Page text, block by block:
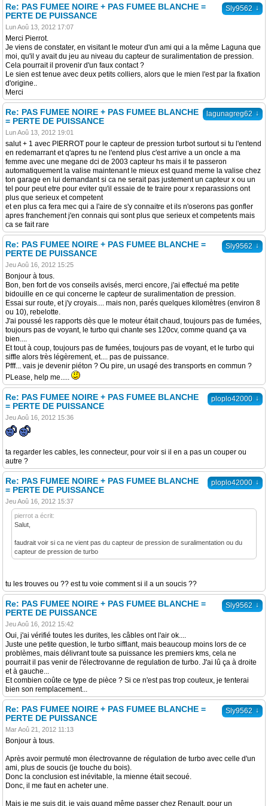
Sly9562 ↓
Re: PAS FUMEE NOIRE + PAS FUMEE BLANCHE =
PERTE DE PUISSANCE
Lun Aoû 13, 2012 17:07
Merci Pierrot.
Je viens de constater, en visitant le moteur d'un ami qui a la même Laguna que
moi, qu'il y avait du jeu au niveau du capteur de suralimentation de pression.
Cela pourrait il provenir d'un faux contact ?
Le sien est tenue avec deux petits colliers, alors que le mien l'est par la fixation
d'origine..
Merci
lagunagreg62 ↓
Re: PAS FUMEE NOIRE + PAS FUMEE BLANCHE
= PERTE DE PUISSANCE
Lun Aoû 13, 2012 19:01
salut + 1 avec PIERROT pour le capteur de pression turbot surtout si tu l'entend
en redemarrant et q'apres tu ne l'entend plus c'est arrive a un oncle a ma
femme avec une megane dci de 2003 capteur hs mais il te passeron
automatiquement la valise maintenant le mieux est quand meme la valise chez
ton garage en lui demandant si ca ne serait pas justement un capteur x ou un
tel pour peut etre pour eviter qu'il essaie de te traire pour x reparassions ont
plus que serieux et competent
et en plus ca fera mec qui a l'aire de s'y connaitre et ils n'oserons pas gonfler
apres franchement j'en connais qui sont plus que serieux et competents mais
ca se fait rare
Sly9562 ↓
Re: PAS FUMEE NOIRE + PAS FUMEE BLANCHE =
PERTE DE PUISSANCE
Jeu Aoû 16, 2012 15:25
Bonjour à tous.
Bon, ben fort de vos conseils avisés, merci encore, j'ai effectué ma petite
bidouille en ce qui concerne le capteur de suralimentation de pression.
Essai sur route, et j'y croyais.... mais non, parés quelques kilomètres (environ 8
ou 10), rebelotte.
J'ai poussé les rapports dès que le moteur était chaud, toujours pas de fumées,
toujours pas de voyant, le turbo qui chante ses 120cv, comme quand ça va
bien....
Et tout à coup, toujours pas de fumées, toujours pas de voyant, et le turbo qui
siffle alors très légèrement, et.... pas de puissance.
Pfff... vais je devenir piéton ? Ou pire, un usagé des transports en commun ?
PLease, help me.....
ploplo42000 ↓
Re: PAS FUMEE NOIRE + PAS FUMEE BLANCHE
= PERTE DE PUISSANCE
Jeu Aoû 16, 2012 15:36
ta regarder les cables, les connecteur, pour voir si il en a pas un couper ou
autre ?
ploplo42000 ↓
Re: PAS FUMEE NOIRE + PAS FUMEE BLANCHE
= PERTE DE PUISSANCE
Jeu Aoû 16, 2012 15:37
pierrot a écrit:
Salut,
faudrait voir si ca ne vient pas du capteur de pression de suralimentation ou du
capteur de pression de turbo
tu les trouves ou ?? est tu voie comment si il a un soucis ??
Sly9562 ↓
Re: PAS FUMEE NOIRE + PAS FUMEE BLANCHE =
PERTE DE PUISSANCE
Jeu Aoû 16, 2012 15:42
Oui, j'ai vérifié toutes les durites, les câbles ont l'air ok....
Juste une petite question, le turbo sifflant, mais beaucoup moins lors de ce
problèmes, mais délivrant toute sa puissance les premiers kms, cela ne
pourrait il pas venir de l'électrovanne de regulation de turbo. J'ai lû ça à droite
et à gauche...
Et combien coûte ce type de pièce ? Si ce n'est pas trop couteux, je tenterai
bien son remplacement...
Sly9562 ↓
Re: PAS FUMEE NOIRE + PAS FUMEE BLANCHE =
PERTE DE PUISSANCE
Mar Aoû 21, 2012 11:13
Bonjour à tous.
Après avoir permuté mon électrovanne de régulation de turbo avec celle d'un
ami, plus de soucis (je touche du bois).
Donc la conclusion est inévitable, la mienne était secoué.
Donc, il me faut en acheter une.
Mais je me suis dit, je vais quand même passer chez Renault, pour un